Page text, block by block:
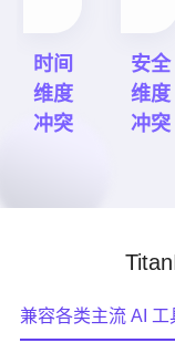
时间
维度
冲突
安全
维度
冲突
兼容各类主流 AI 工